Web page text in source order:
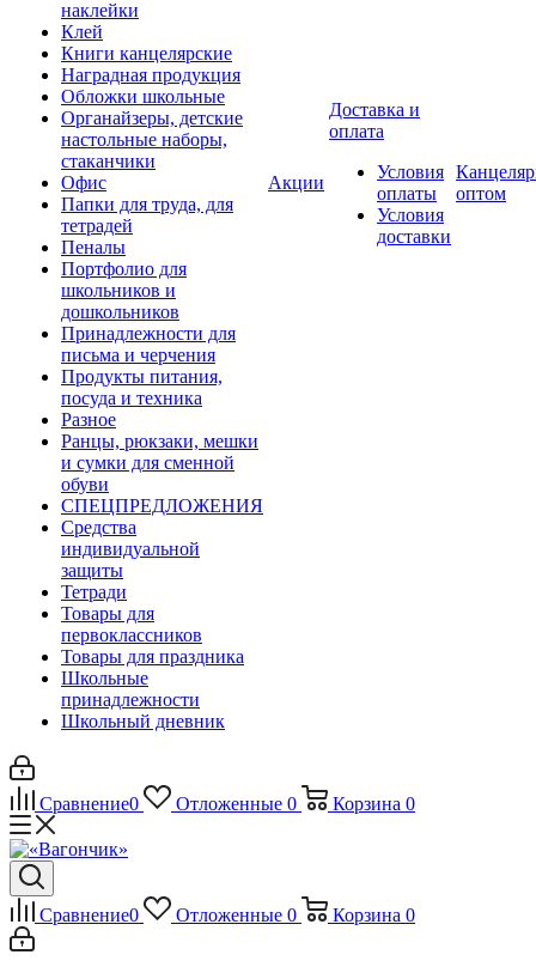
наклейки
Клей
Книги канцелярские
Наградная продукция
Обложки школьные
Органайзеры, детские
настольные наборы,
стаканчики
Офис
Папки для труда, для
тетрадей
Пеналы
Портфолио для
школьников и
дошкольников
Принадлежности для
письма и черчения
Продукты питания,
посуда и техника
Разное
Ранцы, рюкзаки, мешки
и сумки для сменной
обуви
СПЕЦПРЕДЛОЖЕНИЯ
Средства
индивидуальной
защиты
Тетради
Товары для
первоклассников
Товары для праздника
Школьные
принадлежности
Школьный дневник
Акции
Доставка и
оплата
Условия
оплаты
Условия
доставки
оптом
Сравнение0 Отложенные 0 Корзина 0
Сравнение0 Отложенные 0 Корзина 0